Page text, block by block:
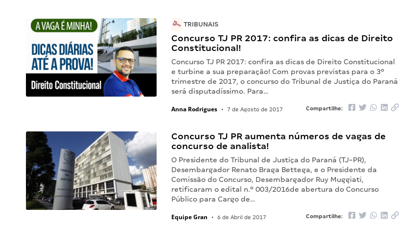
TRIBUNAIS
Concurso TJ PR 2017: confira as dicas de Direito
Constitucional!
Concurso TJ PR 2017: confira as dicas de Direito Constitucional
e turbine a sua preparação! Com provas previstas para o 3º
trimestre de 2017, o concurso do Tribunal de Justiça do Paraná
será disputadíssimo. Para…
Anna Rodrigues • 7 de Agosto de 2017 Compartilhe:
Concurso TJ PR aumenta números de vagas de
concurso de analista!
O Presidente do Tribunal de Justiça do Paraná (TJ-PR),
Desembargador Renato Braga Bettega, e o Presidente da
Comissão do Concurso, Desembargador Ruy Muggiati,
retificaram o edital n.º 003/2016de abertura do Concurso
Público para Cargo de…
Equipe Gran • 6 de Abril de 2017 Compartilhe: